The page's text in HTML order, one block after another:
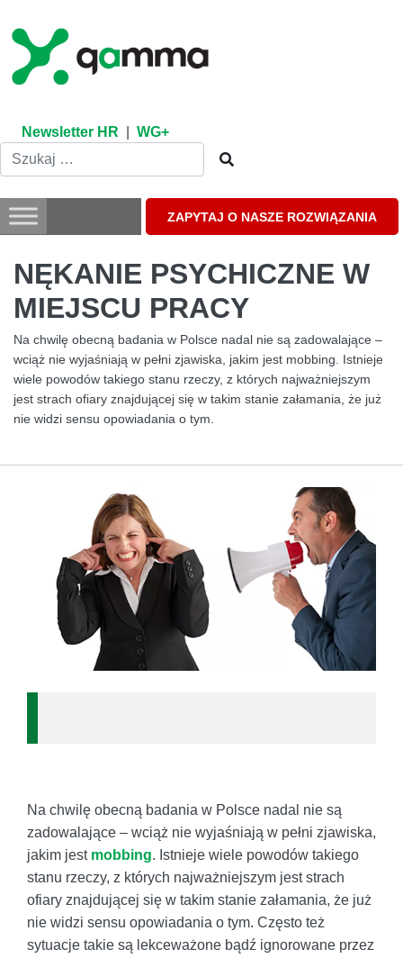
content
Newsletter HR WG+
ZAPYTAJ O NASZE ROZWIĄZANIA
NĘKANIE PSYCHICZNE W
MIEJSCU PRACY
Na chwilę obecną badania w Polsce nadal nie są zadowalające –
wciąż nie wyjaśniają w pełni zjawiska, jakim jest mobbing. Istnieje
wiele powodów takiego stanu rzeczy, z których najważniejszym
jest strach ofiary znajdującej się w takim stanie załamania, że już
nie widzi sensu opowiadania o tym.
Na chwilę obecną badania w Polsce nadal nie są
zadowalające – wciąż nie wyjaśniają w pełni zjawiska,
jakim jest mobbing. Istnieje wiele powodów takiego
stanu rzeczy, z których najważniejszym jest strach
ofiary znajdującej się w takim stanie załamania, że już
nie widzi sensu opowiadania o tym. Często też
sytuacje takie są lekceważone bądź ignorowane przez